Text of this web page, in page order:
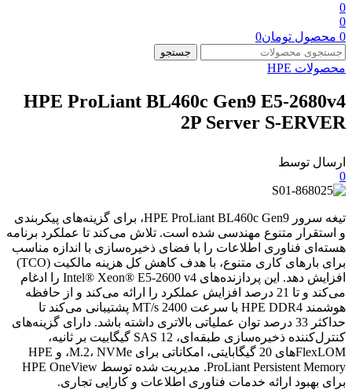
0
0
0 محصول تومان0
جستجو
محصولات HPE
HPE ProLiant BL460c Gen9 E5-2680v4
2P Server S-ERVER
ارسال توسط
0
تیغه سرور HPE ProLiant BL460c Gen9، برای گزینه‌های پیکربندی
و استقرار متنوع مهندسی شده است. تلاش می‌کند تا عملکرد برنامه
هسته‌ای فناوری اطلاعات را با فضای ذخیره‌سازی با اندازه مناسب
برای بارهای کاری متنوع، با هدف کاهش کل هزینه مالکیت (TCO)
افزایش دهد. این پردازنده‌های Intel® Xeon® E5-2600 v4 را ادغام
می‌کند و تا 21 درصد افزایش عملکرد را ارائه می‌کند و از حافظه
هوشمند HPE DDR4 با سرعت 2400 MT/s پشتیبانی می‌کند تا
حداکثر 33 درصد توان عملیاتی بالاتری داشته باشد. دارای گزینه‌های
کنترل‌کننده ذخیره‌سازی طبقه‌ای، SAS 12 گیگابیت بر ثانیه،
FlexLOM‌های 20 گیگابایتی، امکاناتی برای M.2، NVMe، و HPE
ProLiant Persistent Memory. مدیریت شده توسط HPE OneView
برای بهبود ارائه خدمات فناوری اطلاعات و کارایی تجاری.